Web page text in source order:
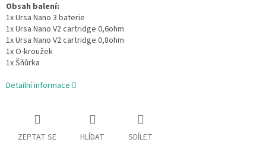
Obsah balení:
1x Ursa Nano 3 baterie
1x Ursa Nano V2 cartridge 0,6ohm
1x Ursa Nano V2 cartridge 0,8ohm
1x O-kroužek
1x Šňůrka
Detailní informace
ZEPTAT SE HLÍDAT SDÍLET